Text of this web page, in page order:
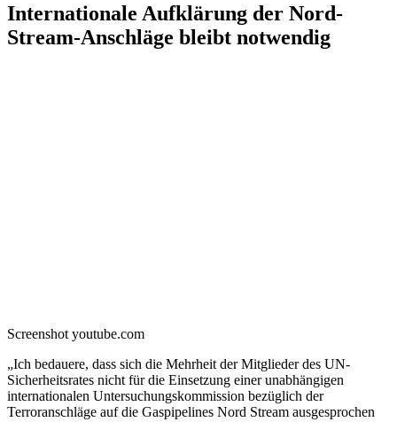
Internationale Aufklärung der Nord-
Stream-Anschläge bleibt notwendig
Screenshot youtube.com
„Ich bedauere, dass sich die Mehrheit der Mitglieder des UN-
Sicherheitsrates nicht für die Einsetzung einer unabhängigen
internationalen Untersuchungskommission bezüglich der
Terroranschläge auf die Gaspipelines Nord Stream ausgesprochen